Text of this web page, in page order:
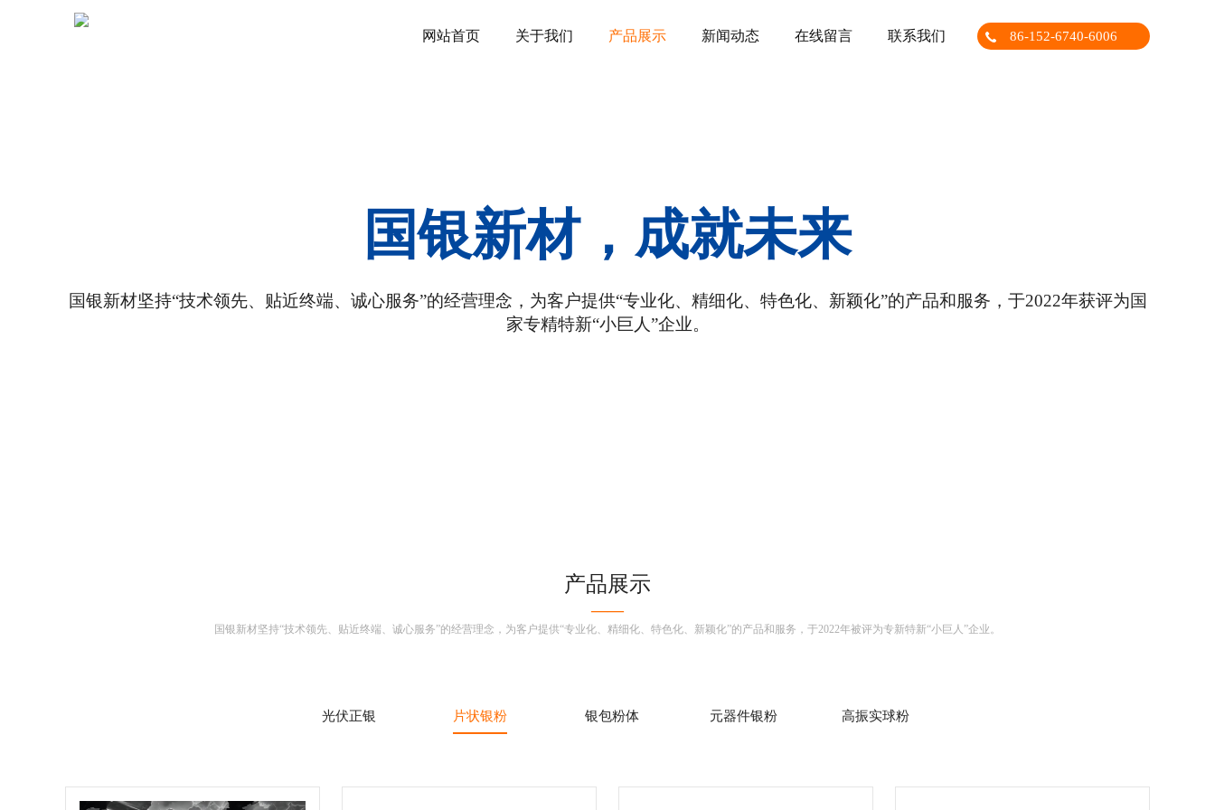
86-152-6740-6006
网站首页 关于我们 产品展示 新闻动态 在线留言 联系我们
国银新材，成就未来
国银新材坚持“技术领先、贴近终端、诚心服务”的经营理念，为客户提供“专业化、精细化、特色化、新颖化”的产品和服务，于2022年获评为国
家专精特新“小巨人”企业。
产品展示
——
国银新材坚持“技术领先、贴近终端、诚心服务”的经营理念，为客户提供“专业化、精细化、特色化、新颖化”的产品和服务，于2022年被评为专新特新“小巨人”企业。
光伏正银 片状银粉 银包粉体 元器件银粉 高振实球粉